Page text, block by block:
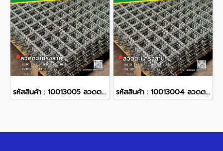
รหัสสินค้า : 10013005 ลวดตะแกรงสาน ขนาด 1x2 ม. ลวดหนา 3 มม. ขนาดตา 2 นิ้ว รหัสสินค้า : 10013004 ลวดตะแกรงสาน ขนาด 1x1 ม. ลวดหนา 3 มม. ขนาดตา 2 นิ้ว